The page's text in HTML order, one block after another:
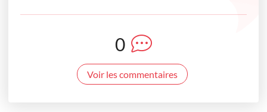
0
Voir les commentaires